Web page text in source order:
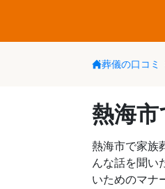
葬儀の口コミ
熱海
熱海市で家族
んな話を聞い
いためのマナ